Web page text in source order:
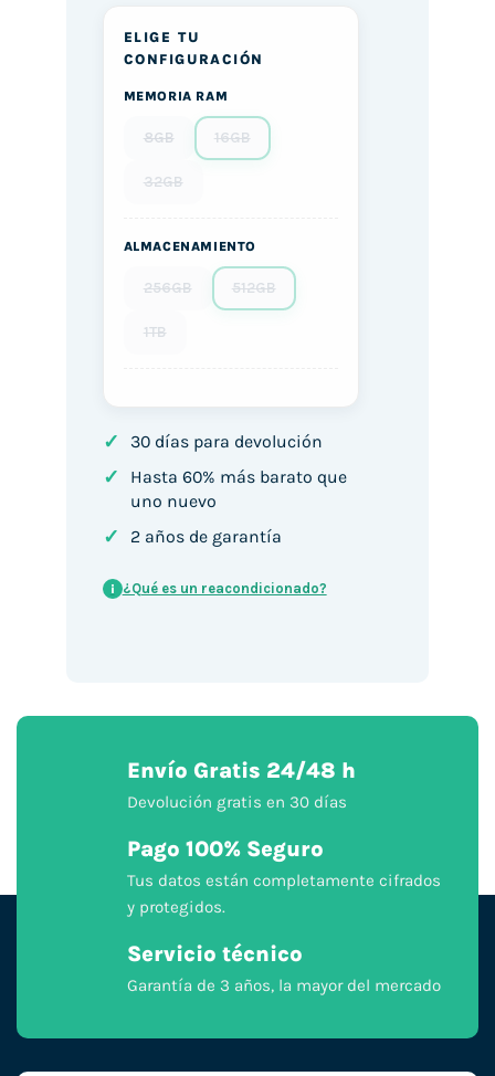
ELIGE TU
CONFIGURACIÓN
MEMORIA RAM
8GB 16GB
32GB
ALMACENAMIENTO
256GB 512GB
1TB
✓ 30 días para devolución
✓
Hasta 60% más barato que
uno nuevo
✓ 2 años de garantía
i ¿Qué es un reacondicionado?
Envío Gratis 24/48 h
Devolución gratis en 30 días
Pago 100% Seguro
Tus datos están completamente cifrados
y protegidos.
Servicio técnico
Garantía de 3 años, la mayor del mercado